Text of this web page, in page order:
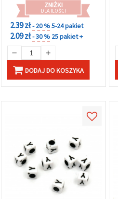
ZNIŻKI
DLA ILOŚCI
2.39 zł- 20 %5-24 pakiet
2.09 zł- 30 % 25 pakiet +
DODAJ DO KOSZYKA